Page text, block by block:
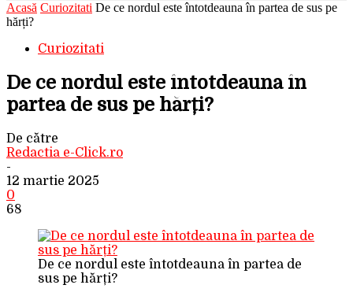
Acasă Curiozitati De ce nordul este întotdeauna în partea de sus pe
hărți?
Curiozitati
De ce nordul este întotdeauna în
partea de sus pe hărți?
De către
Redactia e-Click.ro
-
12 martie 2025
0
68
De ce nordul este întotdeauna în partea de
sus pe hărți?